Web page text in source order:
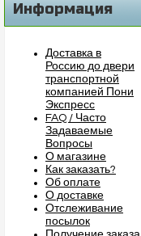
Информация
Доставка в
Россию до двери
транспортной
компанией Пони
Экспресс
FAQ / Часто
Задаваемые
Вопросы
О магазине
Как заказать?
Об оплате
О доставке
Отслеживание
посылок